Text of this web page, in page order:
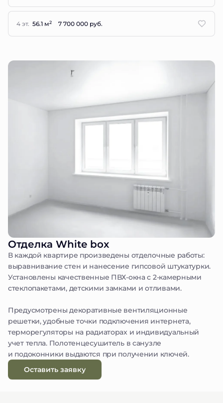
4 эт. 56.1 м2 7 700 000 руб.
Отделка White box
В каждой квартире произведены отделочные работы:
выравнивание стен и нанесение гипсовой штукатурки.
Установлены качественные ПВХ-окна с 2-камерными
стеклопакетами, детскими замками и отливами.
Предусмотрены декоративные вентиляционные
решетки, удобные точки подключения интернета,
терморегуляторы на радиаторах и индивидуальный
учет тепла. Полотенцесушитель в санузле
и подоконники выдаются при получении ключей.
Оставить заявку